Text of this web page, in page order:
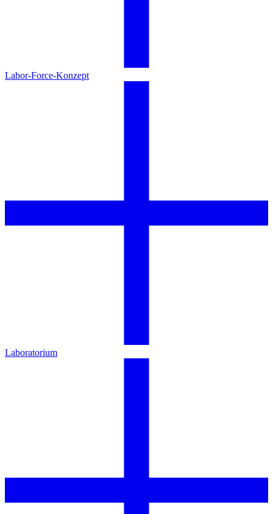
Labor-Force-Konzept
Laboratorium